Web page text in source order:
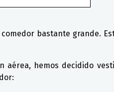
comedor bastante grande.
aérea, hemos decidido